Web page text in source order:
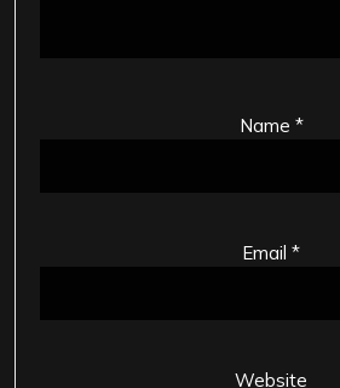
Name *
Email *
Website